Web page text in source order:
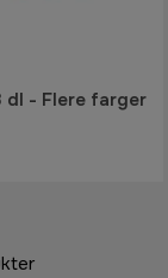
dl - Flere farger